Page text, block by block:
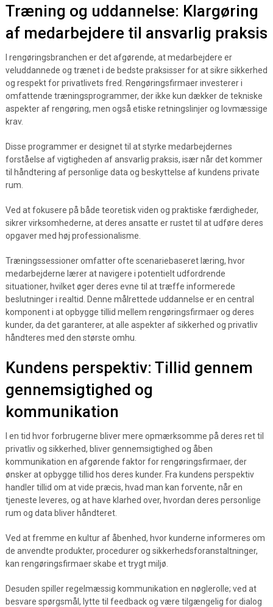
Træning og uddannelse: Klargøring
af medarbejdere til ansvarlig praksis
I rengøringsbranchen er det afgørende, at medarbejdere er
veluddannede og trænet i de bedste praksisser for at sikre sikkerhed
og respekt for privatlivets fred. Rengøringsfirmaer investerer i
omfattende træningsprogrammer, der ikke kun dækker de tekniske
aspekter af rengøring, men også etiske retningslinjer og lovmæssige
krav.
Disse programmer er designet til at styrke medarbejdernes
forståelse af vigtigheden af ansvarlig praksis, især når det kommer
til håndtering af personlige data og beskyttelse af kundens private
rum.
Ved at fokusere på både teoretisk viden og praktiske færdigheder,
sikrer virksomhederne, at deres ansatte er rustet til at udføre deres
opgaver med høj professionalisme.
Træningssessioner omfatter ofte scenariebaseret læring, hvor
medarbejderne lærer at navigere i potentielt udfordrende
situationer, hvilket øger deres evne til at træffe informerede
beslutninger i realtid. Denne målrettede uddannelse er en central
komponent i at opbygge tillid mellem rengøringsfirmaer og deres
kunder, da det garanterer, at alle aspekter af sikkerhed og privatliv
håndteres med den største omhu.
Kundens perspektiv: Tillid gennem
gennemsigtighed og
kommunikation
I en tid hvor forbrugerne bliver mere opmærksomme på deres ret til
privatliv og sikkerhed, bliver gennemsigtighed og åben
kommunikation en afgørende faktor for rengøringsfirmaer, der
ønsker at opbygge tillid hos deres kunder. Fra kundens perspektiv
handler tillid om at vide præcis, hvad man kan forvente, når en
tjeneste leveres, og at have klarhed over, hvordan deres personlige
rum og data bliver håndteret.
Ved at fremme en kultur af åbenhed, hvor kunderne informeres om
de anvendte produkter, procedurer og sikkerhedsforanstaltninger,
kan rengøringsfirmaer skabe et trygt miljø.
Desuden spiller regelmæssig kommunikation en nøglerolle; ved at
besvare spørgsmål, lytte til feedback og være tilgængelig for dialog